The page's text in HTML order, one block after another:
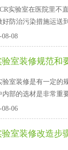
实验室在医院里不直
好防治污染措施运送到
08-08
验室装修规范和
验室装修是有一定的规
内部的选材是非常重要
08-06
验室装修改造步